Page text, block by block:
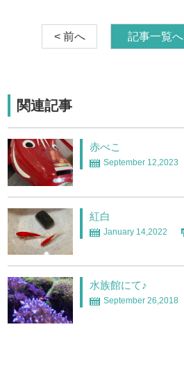
< 前へ 記事一覧へ
関連記事
赤べこ
September 12,2023
紅白
January 14,2022
水族館にて♪
September 26,2018